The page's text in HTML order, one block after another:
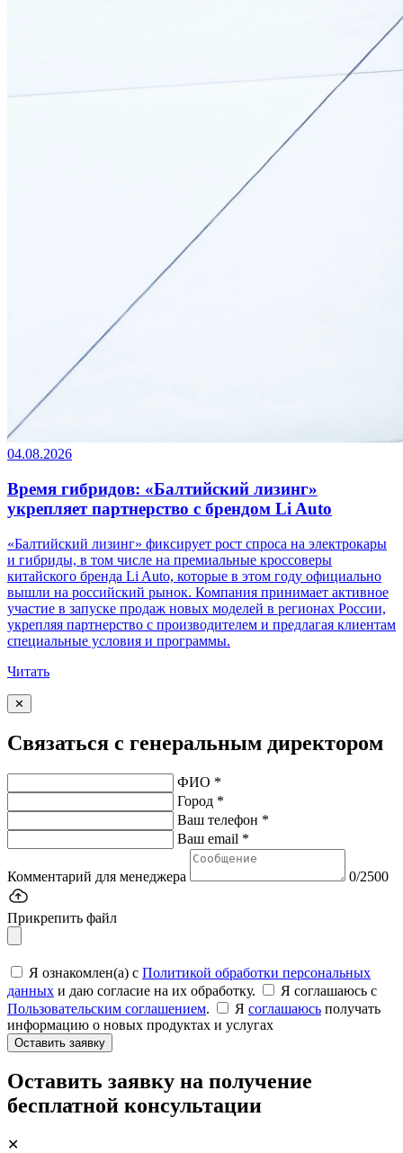
04.08.2026
Время гибридов: «Балтийский лизинг»
укрепляет партнерство с брендом Li Auto
«Балтийский лизинг» фиксирует рост спроса на электрокары
и гибриды, в том числе на премиальные кроссоверы
китайского бренда Li Auto, которые в этом году официально
вышли на российский рынок. Компания принимает активное
участие в запуске продаж новых моделей в регионах России,
укрепляя партнерство с производителем и предлагая клиентам
специальные условия и программы.
Читать
✕
Связаться с генеральным директором
ФИО *
Город *
Ваш телефон *
Ваш email *
Комментарий для менеджера 0/2500
Прикрепить файл
Я ознакомлен(а) с Политикой обработки персональных
данных и даю согласие на их обработку.
Я соглашаюсь c
Пользовательским соглашением. Я соглашаюсь получать
информацию о новых продуктах и услугах
Оставить заявку
Оставить заявку на получение
бесплатной консультации
✕